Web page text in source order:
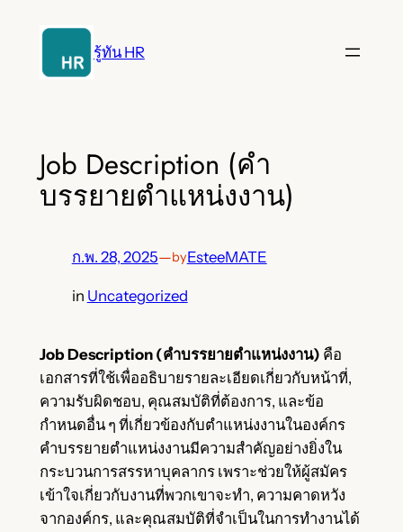
รู้ทัน HR
Job Description (คำ
บรรยายตำแหน่งงาน)
ก.พ. 28, 2025—byEsteeMATE
in Uncategorized
Job Description (คำบรรยายตำแหน่งงาน) คือ
เอกสารที่ใช้เพื่ออธิบายรายละเอียดเกี่ยวกับหน้าที่,
ความรับผิดชอบ, คุณสมบัติที่ต้องการ, และข้อ
กำหนดอื่น ๆ ที่เกี่ยวข้องกับตำแหน่งงานในองค์กร
คำบรรยายตำแหน่งงานมีความสำคัญอย่างยิ่งใน
กระบวนการสรรหาบุคลากร เพราะช่วยให้ผู้สมัคร
เข้าใจเกี่ยวกับงานที่พวกเขาจะทำ, ความคาดหวัง
จากองค์กร, และคุณสมบัติที่จำเป็นในการทำงานได้